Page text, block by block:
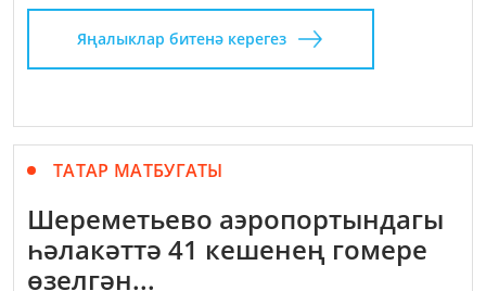
Яңалыклар битенә керегез
ТАТАР МАТБУГАТЫ
Шереметьево аэропортындагы
һәлакәттә 41 кешенең гомере
өзелгән...